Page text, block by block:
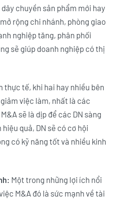
chuyền sản phẩm mới hay
rộng chi nhánh, phòng giao
nghiệp tăng, phân phối
sẽ giúp doanh nghiệp có thị
thực tế, khi hai hay nhiều bên
việc làm, nhất là các
sẽ là dịp để các DN sàng
quả, DN sẽ có cơ hội
có kỹ năng tốt và nhiều kinh
Một trong những lợi ích nổi
M&A đó là sức mạnh về tài